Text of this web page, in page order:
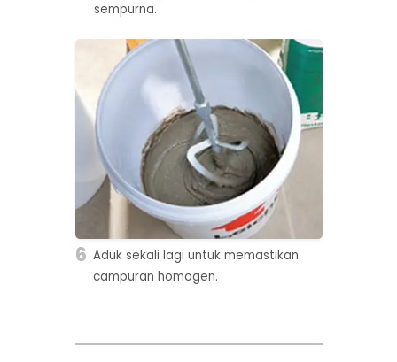
sempurna.
6 Aduk sekali lagi untuk memastikan
campuran homogen.